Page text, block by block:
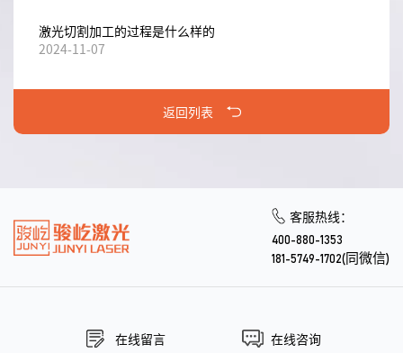
激光切割加工的过程是什么样的
2024-11-07
返回列表
客服热线：
400-880-1353
181-5749-1702(同微信)
在线留言 在线咨询